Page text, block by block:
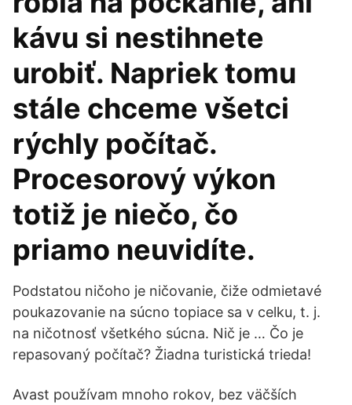
kávu si nestihnete
urobiť. Napriek tomu
stále chceme všetci
rýchly počítač.
Procesorový výkon
totiž je niečo, čo
priamo neuvidíte.
Podstatou ničoho je ničovanie, čiže odmietavé
poukazovanie na súcno topiace sa v celku, t. j.
na ničotnosť všetkého súcna. Nič je … Čo je
repasovaný počítač? Žiadna turistická trieda!
Avast používam mnoho rokov, bez väčších